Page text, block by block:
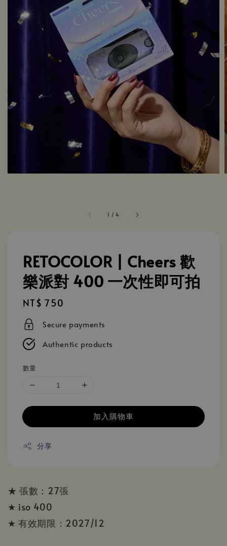
1 /4
RETOCOLOR | Cheers 歡
樂派對 400 一次性即可拍
Regular
price
NT$ 750
Secure payments
Authentic products
數量
加入購物車
分享
★ 張數：27張
★ iso 400
★ 有效期限：2027/12